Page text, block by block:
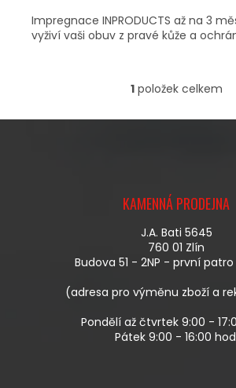
Impregnace INPRODUCTS až na 3
vyživí vaši obuv z pravé kůže a
O
L
Í
P
R
V
K
V
P
I
1položek celkem
KAMENNÁ PRODEJNA
J.A. Bati 5645
760 01 Zlín
Budova 51 - 2NP - první
(adresa pro výměnu zboží a
Pondělí až čtvrtek 9:00 -
Pátek 9:00 - 16:00